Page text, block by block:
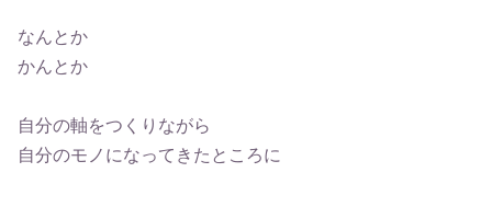
なんとか
かんとか
自分の軸をつくりながら
自分のモノになってきたところに